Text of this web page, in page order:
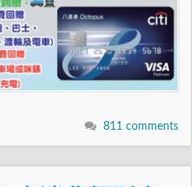
811 comments